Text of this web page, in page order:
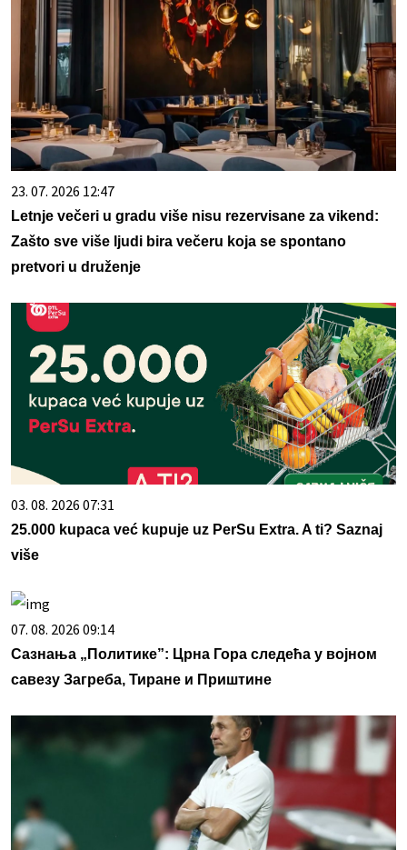
23. 07. 2026 12:47
Letnje večeri u gradu više nisu rezervisane za vikend:
Zašto sve više ljudi bira večeru koja se spontano
pretvori u druženje
03. 08. 2026 07:31
25.000 kupaca već kupuje uz PerSu Extra. A ti? Saznaj
više
07. 08. 2026 09:14
Сазнања „Политике”: Црна Гора следећа у војном
савезу Загреба, Тиране и Приштине